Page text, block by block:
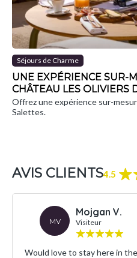
Séjours de Charme
UNE EXPÉRIENCE SUR-
CHÂTEAU LES OLIVIERS
Offrez une expérience sur-
Salettes.
AVIS CLIENTS4.5
MV
Mojgan V.
Visiteur
Would love to stay here in